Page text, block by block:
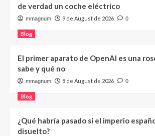
de verdad un coche eléctrico
mmagnum 9 de August de 2026 0
Blog
El primer aparato de OpenAI es una
sabe y qué no
mmagnum 8 de August de 2026 0
Blog
¿Qué habría pasado si el imperio
disuelto?